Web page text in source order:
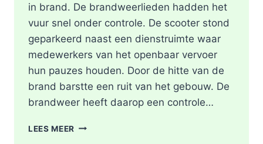
in brand. De brandweerlieden hadden het
vuur snel onder controle. De scooter stond
geparkeerd naast een dienstruimte waar
medewerkers van het openbaar vervoer
hun pauzes houden. Door de hitte van de
brand barstte een ruit van het gebouw. De
brandweer heeft daarop een controle…
LEES MEER SCOOTER